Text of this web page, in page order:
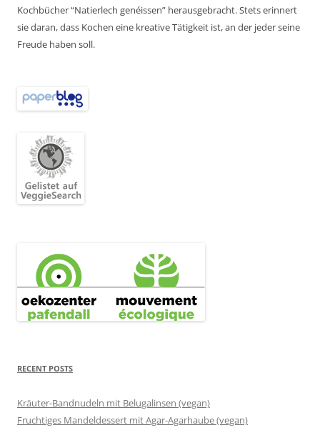
Kochbücher “Natierlech genéissen” herausgebracht. Stets erinnert
sie daran, dass Kochen eine kreative Tätigkeit ist, an der jeder seine
Freude haben soll.
RECENT POSTS
Kräuter-Bandnudeln mit Belugalinsen (vegan)
Fruchtiges Mandeldessert mit Agar-Agarhaube (vegan)